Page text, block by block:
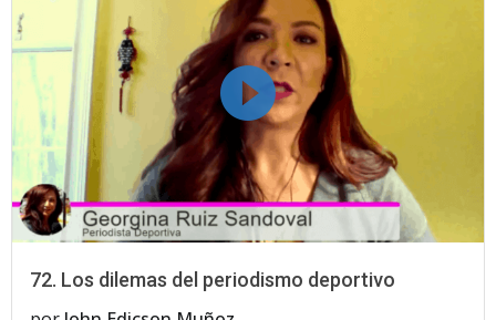
72. Los dilemas del periodismo deportivo